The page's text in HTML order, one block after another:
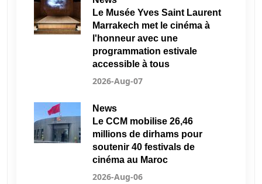
Le Musée Yves Saint Laurent
Marrakech met le cinéma à
l'honneur avec une
programmation estivale
accessible à tous
2026-Aug-07
News
Le CCM mobilise 26,46
millions de dirhams pour
soutenir 40 festivals de
cinéma au Maroc
2026-Aug-06